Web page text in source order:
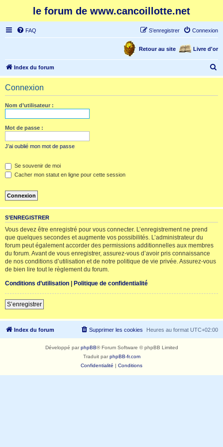
le forum de www.cancoillotte.net
FAQ Connexion
S’enregistrer
Livre d'or
Retour au site
Index du forum
e
Connexion
Nom d’utilisateur :
Mot de passe :
J’ai oublié mon mot de passe
Se souvenir de moi
Cacher mon statut en ligne pour cette session
S’ENREGISTRER
Vous devez être enregistré pour vous connecter. L’enregistrement ne prend
que quelques secondes et augmente vos possibilités. L’administrateur du
forum peut également accorder des permissions additionnelles aux membres
du forum. Avant de vous enregistrer, assurez-vous d’avoir pris connaissance
de nos conditions d’utilisation et de notre politique de vie privée. Assurez-vous
de bien lire tout le règlement du forum.
Conditions d’utilisation | Politique de confidentialité
S’enregistrer
Index du forum Heures au format UTC+02:00
Supprimer les cookies
Développé parphpBB® Forum Software © phpBB Limited
Traduit parphpBB-fr.com
Confidentialité | Conditions